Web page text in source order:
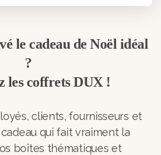
le cadeau de Noël idéal
?
les coffrets DUX !
clients, fournisseurs et
qui fait vraiment la
boîtes thématiques et